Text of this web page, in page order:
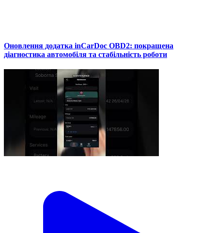
Оновлення додатка inCarDoc OBD2: покращена
діагностика автомобіля та стабільність роботи